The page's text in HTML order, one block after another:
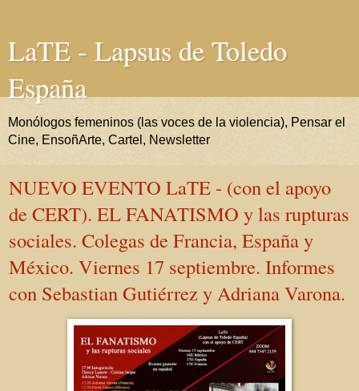
LaTE - Lapsus de Toledo
España
Monólogos femeninos (las voces de la violencia), Pensar el
Cine, EnsoñArte, Cartel, Newsletter
NUEVO EVENTO LaTE - (con el apoyo
de CERT). EL FANATISMO y las rupturas
sociales. Colegas de Francia, España y
México. Viernes 17 septiembre. Informes
con Sebastian Gutiérrez y Adriana Varona.